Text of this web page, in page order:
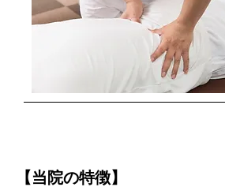
【当院の特徴】